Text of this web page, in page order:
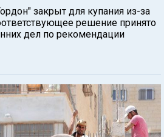
закрыт для купания из-за
решение принято
дел по рекомендации